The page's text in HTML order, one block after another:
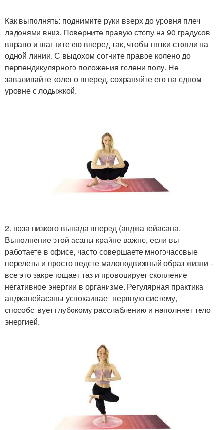
Как выполнять: поднимите руки вверх до уровня плеч
ладонями вниз. Поверните правую стопу на 90 градусов
вправо и шагните ею вперед так, чтобы пятки стояли на
одной линии. С выдохом согните правое колено до
перпендикулярного положения голени полу. Не
заваливайте колено вперед, сохраняйте его на одном
уровне с лодыжкой.
2. поза низкого выпада вперед (анджанейасана.
Выполнение этой асаны крайне важно, если вы
работаете в офисе, часто совершаете многочасовые
перелеты и просто ведете малоподвижный образ жизни -
все это закрепощает таз и провоцирует скопление
негативное энергии в организме. Регулярная практика
анджанейасаны успокаивает нервную систему,
способствует глубокому расслаблению и наполняет тело
энергией.